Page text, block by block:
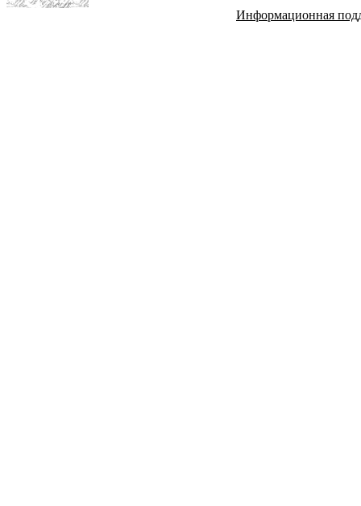
Информационная